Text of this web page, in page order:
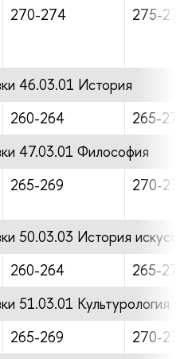
270-274 275-279
46.03.01 История
260-264
265-274
47.03.01 Философия
265-269 270-279
50.03.03 История искусств
260-264
265-274
51.03.01 Культурология
265-269
270-279